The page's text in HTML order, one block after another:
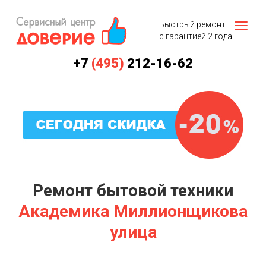
Быстрый ремонт
с гарантией 2 года
+7 (495) 212-16-62
Ремонт бытовой техники
Академика Миллионщикова
улица